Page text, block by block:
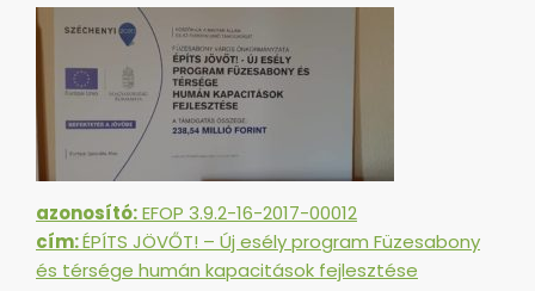
azonosító:EFOP 3.9.2-16-2017-00012
cím:ÉPÍTS JÖVŐT! – Új esély program Füzesabony
és térsége humán kapacitások fejlesztése